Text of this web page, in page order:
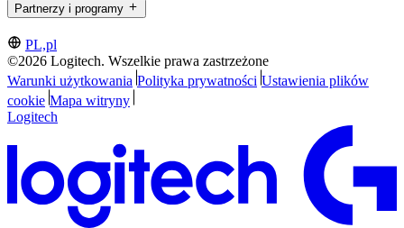
Partnerzy i programy
PL,pl
©2026 Logitech. Wszelkie prawa zastrzeżone
Warunki użytkowania Polityka prywatności Ustawienia plików
cookie Mapa witryny
Logitech